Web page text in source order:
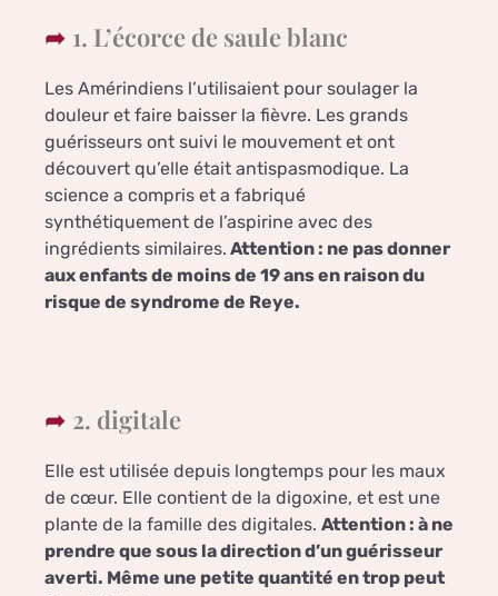
1. L’écorce de saule blanc
Les Amérindiens l’utilisaient pour soulager la
douleur et faire baisser la fièvre. Les grands
guérisseurs ont suivi le mouvement et ont
découvert qu’elle était antispasmodique. La
science a compris et a fabriqué
synthétiquement de l’aspirine avec des
ingrédients similaires. Attention : ne pas donner
aux enfants de moins de 19 ans en raison du
risque de syndrome de Reye.
2. digitale
Elle est utilisée depuis longtemps pour les maux
de cœur. Elle contient de la digoxine, et est une
plante de la famille des digitales. Attention : à ne
prendre que sous la direction d’un guérisseur
averti. Même une petite quantité en trop peut